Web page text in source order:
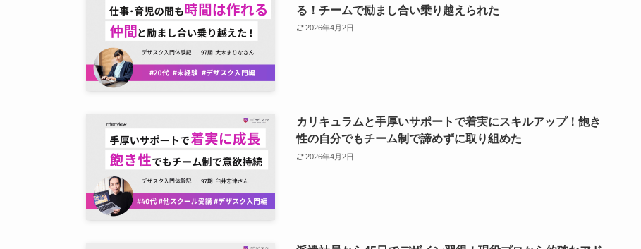
る！チームで励まし合い乗り越えられた
2026年4月2日
カリキュラムと手厚いサポートで着実にスキルアップ！飽き
性の自分でもチーム制で諦めずに取り組めた
2026年4月2日